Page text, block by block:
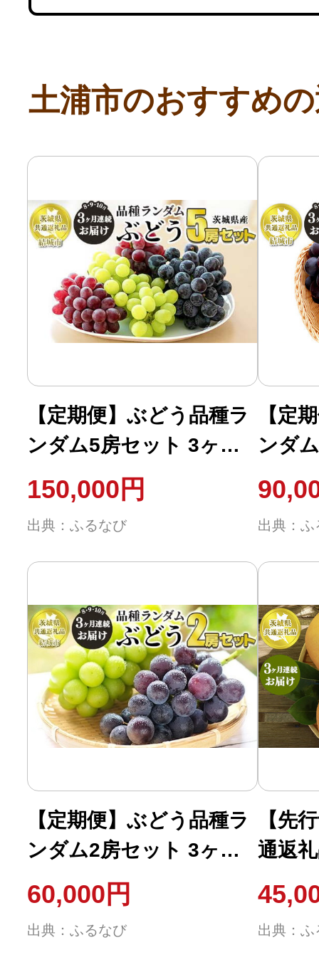
土浦市のおすすめ
【定期便】ぶどう品種ラ
ンダム5房セット 3ヶ月
連続お届け（8月、9月、
10月） 【茨城県共通返礼
品 結城市産】※先行予
約 ※一房約500～600g×5
150,000円
出典：ふるなび
【定
ンダ
連続
10月
品 結
約 ※
出典：ふ
【定期便】ぶどう品種ラ
ンダム2房セット 3ヶ月
連続お届け（8月、9月、
10月） 【茨城県共通返礼
品 結城市産】※先行予
60,000円
出典：ふるなび
【先
通返
【定
続お
個×3
出典：ふ